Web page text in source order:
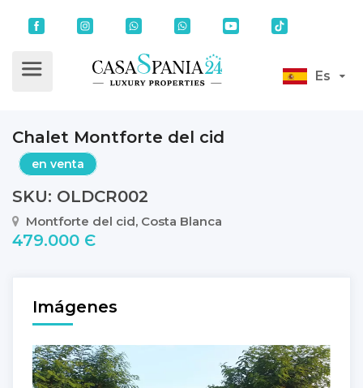
Es
Chalet Montforte del cid
en venta
SKU: OLDCR002
Montforte del cid, Costa Blanca
479.000 Є
Imágenes